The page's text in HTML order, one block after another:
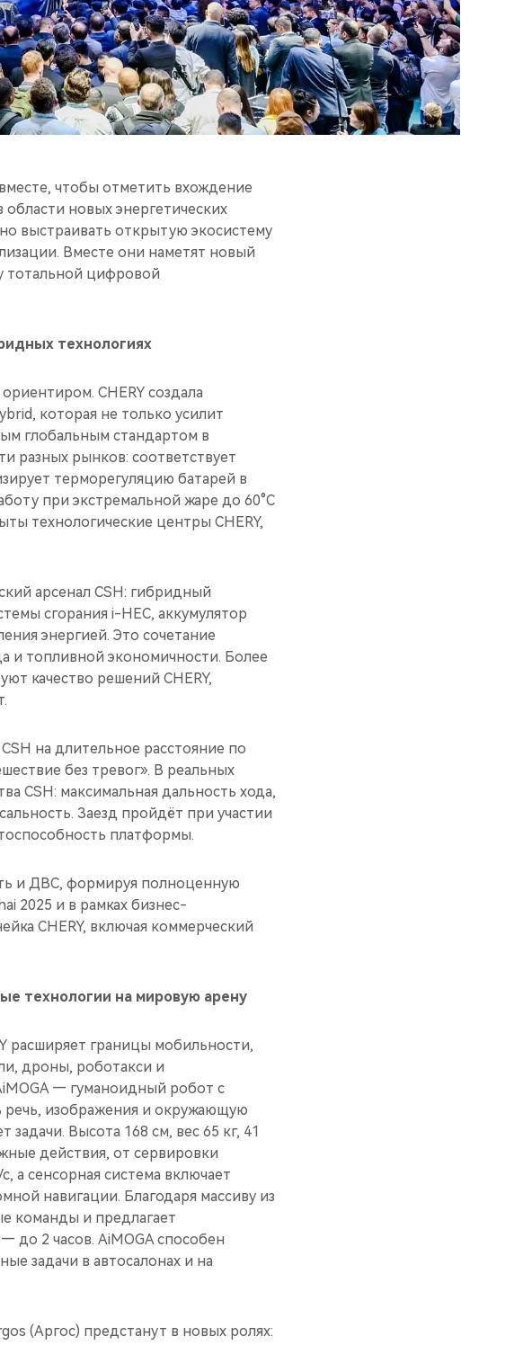
чтобы отметить вхождение
новых энергетических
выстраивать открытую экосистему
Вместе они наметят новый
тотальной цифровой
технологиях
CHERY создала
которая не только усилит
глобальным стандартом в
разных рынков: соответствует
терморегуляцию батарей в
при экстремальной жаре до 60°C
технологические центры CHERY,
арсенал CSH: гибридный
сгорания i-HEC, аккумулятор
энергией. Это сочетание
и топливной экономичности. Более
качество решений CHERY,
на длительное расстояние по
без тревог». В реальных
CSH: максимальная дальность хода,
Заезд пройдёт при участии
платформы.
и ДВС, формируя полноценную
2025 и в рамках бизнес-
CHERY, включая коммерческий
технологии на мировую арену
расширяет границы мобильности,
дроны, роботакси и
— гуманоидный робот с
речь, изображения и окружающую
Высота 168 см, вес 65 кг, 41
действия, от сервировки
а сенсорная система включает
навигации. Благодаря массиву из
команды и предлагает
до 2 часов. AiMOGA способен
задачи в автосалонах и на
(Аргос) предстанут в новых ролях: